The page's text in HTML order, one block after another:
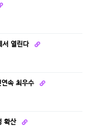
서 열린다
속 최우수
확산